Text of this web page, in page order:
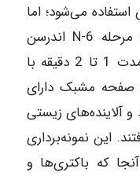
استفاده می‌شود؛ اما
بیشتر محققان از نمونه بردار تک مرحله N-6 اندرسن
استفاده می‌کنند که در آن هوا به مدت 1 تا 2 دقیقه با
از یک صفحه مشبک دارای
و آلاینده‌های زیستی
این نمونه‌برداری
که باکتری‌ها و